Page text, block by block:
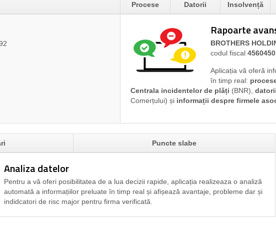
Procese Datorii Insolvență
Rapoarte
BROTHERS
codul fiscal 4560450
Aplicația vă oferă
în timp real:
Centrala incidentelor de plăți (BNR),
Comerțului) și informații despre firmele
Puncte slabe
Analiza datelor
Pentru a vă oferi posibilitatea de a lua decizii rapide, aplicația realizeaza o analiză
automată a informațiilor preluate în timp real și afișează avantaje, probleme dar și
indidcatori de risc major pentru firma verificată.